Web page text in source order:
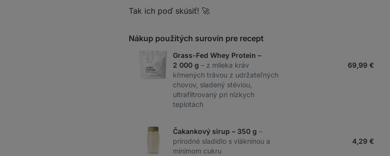
Tak ich poď skúsiť! 🚀
Nákup použitých surovín pre recept
Grass-Fed Whey Protein –
2 000 g – z mlieka kráv
kŕmených trávou z udržateľných
chovov, sladený stéviou,
ultrafiltrovaný pri nízkych
teplotách
69,99 €
Čakankový sirup – 350 g –
prírodné sladidlo s vlákninou a
minimom cukru
4,29 €